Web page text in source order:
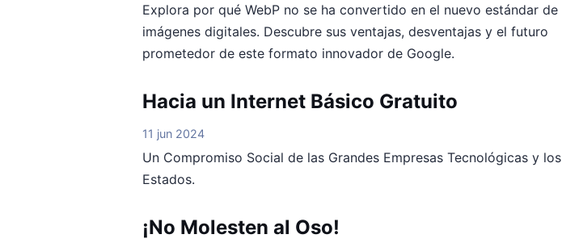
Explora por qué WebP no se ha convertido en el nuevo estándar de
imágenes digitales. Descubre sus ventajas, desventajas y el futuro
prometedor de este formato innovador de Google.
Hacia un Internet Básico Gratuito
11 jun 2024
Un Compromiso Social de las Grandes Empresas Tecnológicas y los
Estados.
¡No Molesten al Oso!